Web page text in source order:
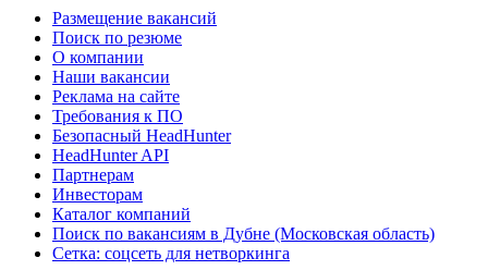
Размещение вакансий
Поиск по резюме
О компании
Наши вакансии
Реклама на сайте
Требования к ПО
Безопасный HeadHunter
HeadHunter API
Партнерам
Инвесторам
Каталог компаний
Поиск по вакансиям в Дубне (Московская область)
Сетка: соцсеть для нетворкинга